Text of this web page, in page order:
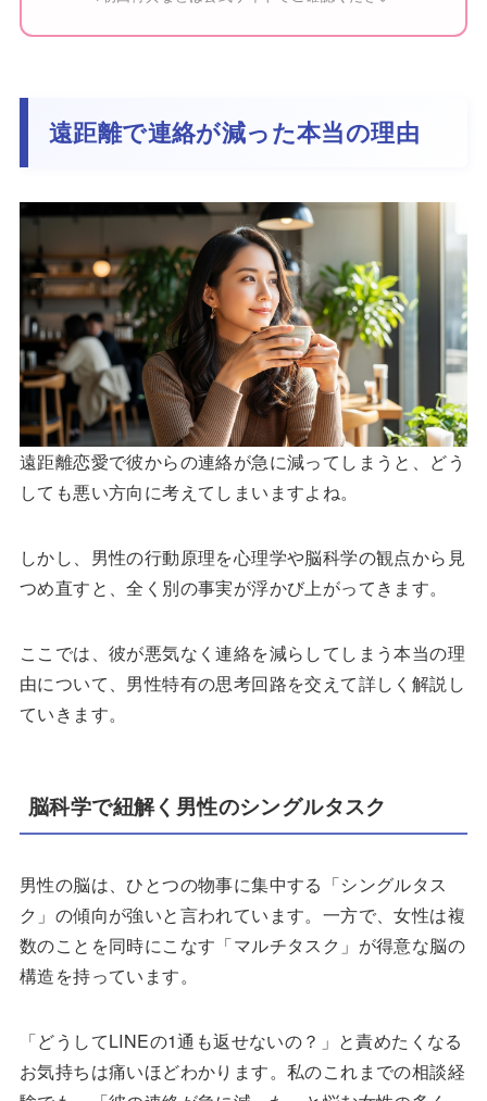
遠距離で連絡が減った本当の理由
遠距離恋愛で彼からの連絡が急に減ってしまうと、どう
しても悪い方向に考えてしまいますよね。
しかし、男性の行動原理を心理学や脳科学の観点から見
つめ直すと、全く別の事実が浮かび上がってきます。
ここでは、彼が悪気なく連絡を減らしてしまう本当の理
由について、男性特有の思考回路を交えて詳しく解説し
ていきます。
脳科学で紐解く男性のシングルタスク
男性の脳は、ひとつの物事に集中する「シングルタス
ク」の傾向が強いと言われています。一方で、女性は複
数のことを同時にこなす「マルチタスク」が得意な脳の
構造を持っています。
「どうしてLINEの1通も返せないの？」と責めたくなる
お気持ちは痛いほどわかります。私のこれまでの相談経